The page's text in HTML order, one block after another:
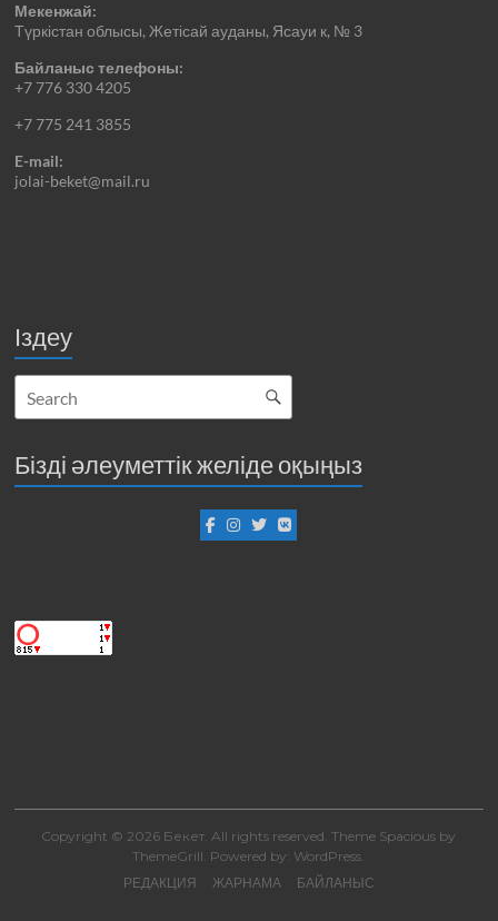
Мекенжай:
Түркістан облысы, Жетісай ауданы, Ясауи к, № 3
Байланыс телефоны:
+7 776 330 4205
+7 775 241 3855
E-mail:
jolai-beket@mail.ru
Іздеу
Бізді әлеуметтік желіде оқыңыз
Copyright © 2026 Бекет. All rights reserved. Theme Spacious by
ThemeGrill. Powered by: WordPress.
РЕДАКЦИЯ
ЖАРНАМА БАЙЛАНЫС